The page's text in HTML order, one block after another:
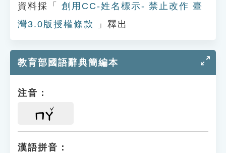
資料採「
創用CC-姓名標示- 禁止改作 臺
灣3.0版授權條款
」釋出
教育部國語辭典簡編本
注音：
ㄇㄚ
漢語拼音：